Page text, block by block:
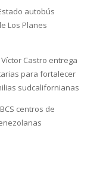
autobús
Los Planes
Castro entrega
para fortalecer
sudcalifornianas
centros de